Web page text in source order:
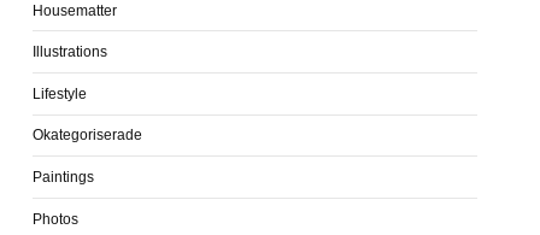
Housematter
Illustrations
Lifestyle
Okategoriserade
Paintings
Photos